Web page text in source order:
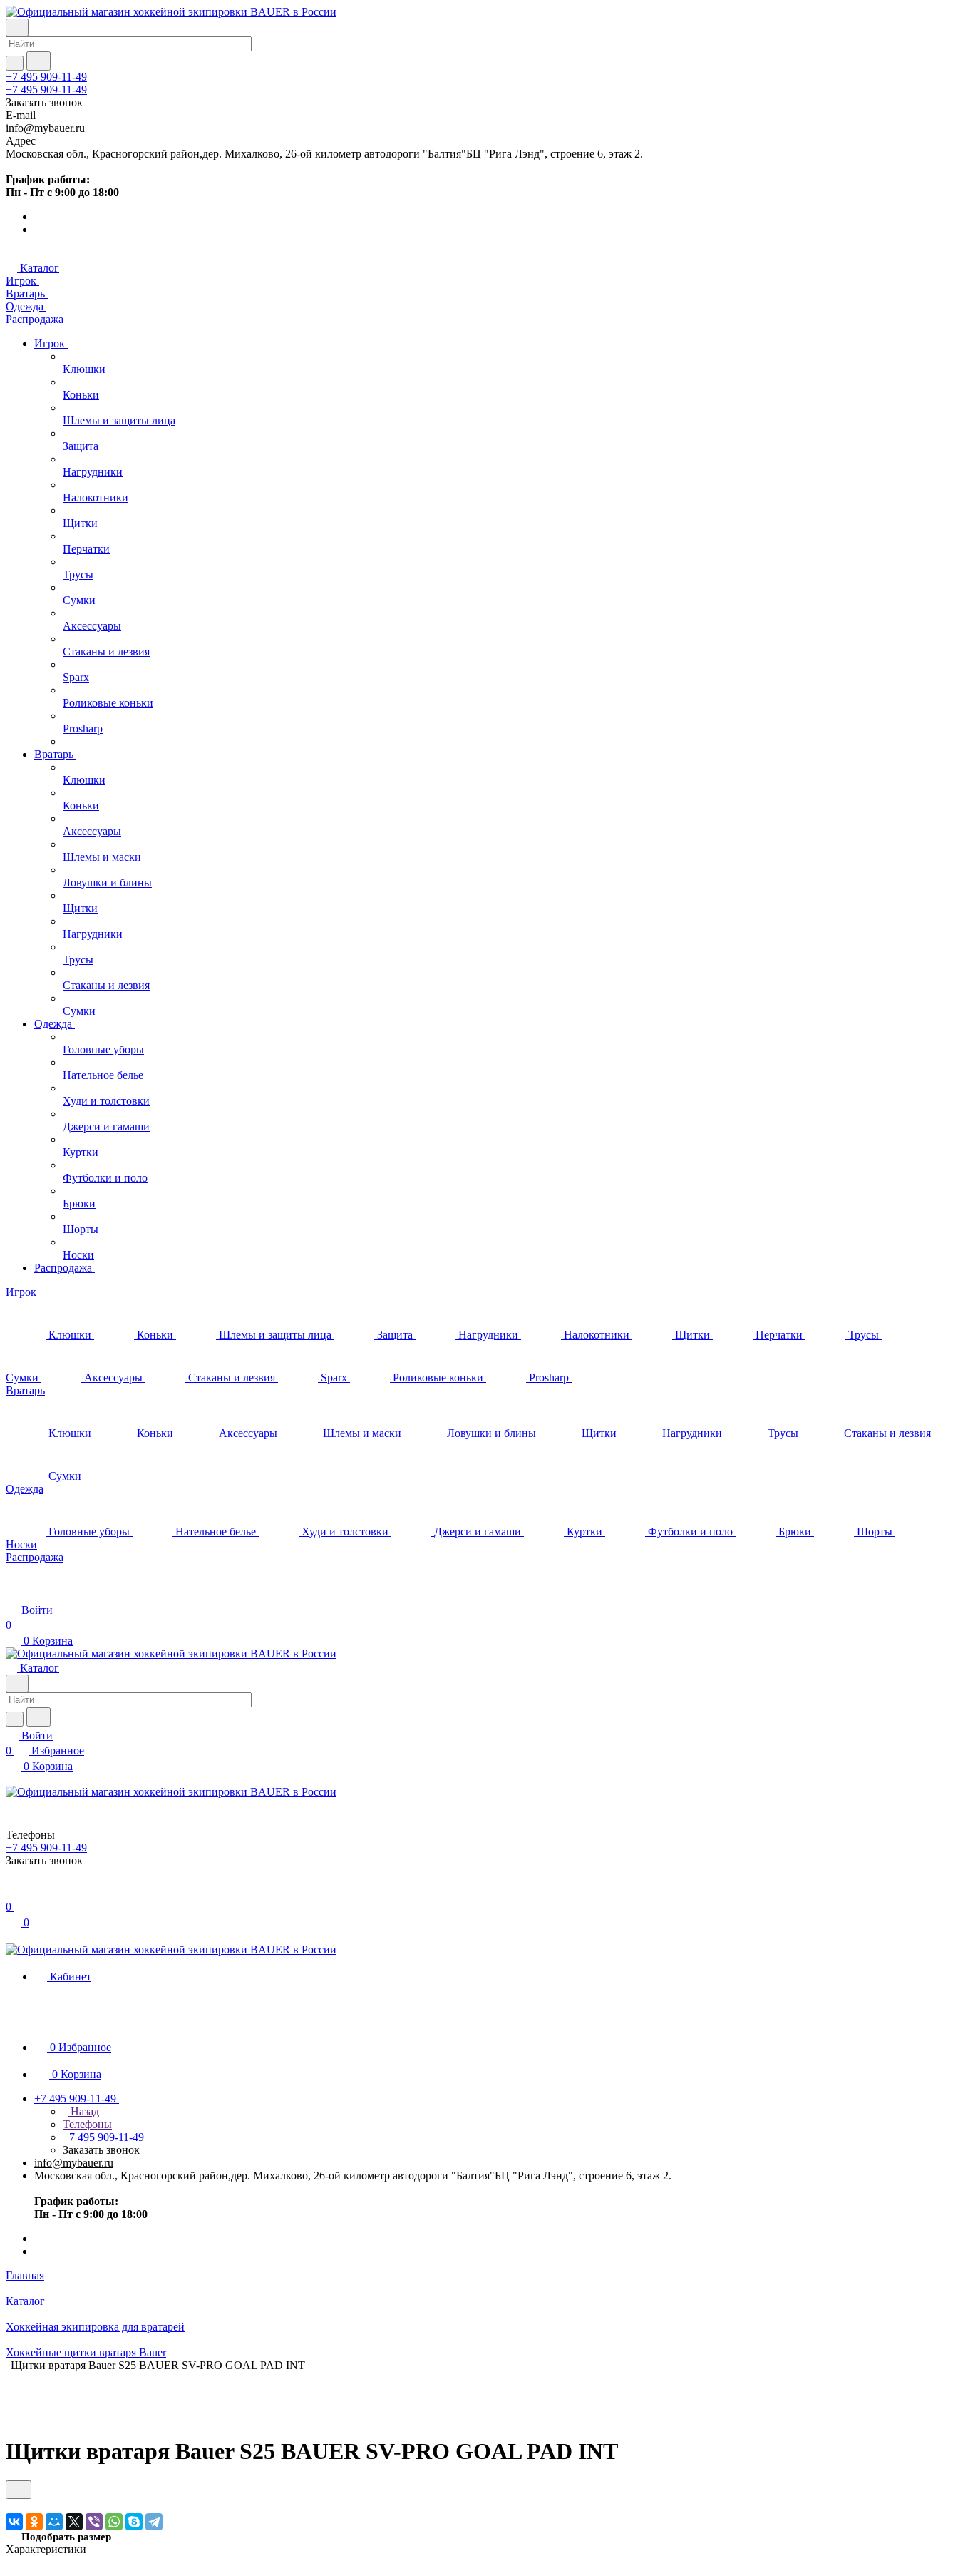
+7 495 909-11-49
+7 495 909-11-49
Заказать звонок
E-mail
info@mybauer.ru
Адрес
Московская обл., Красногорский район,дер. Михалково, 26-ой километр автодороги "Балтия"БЦ "Рига Лэнд", строение 6, этаж 2.
График работы:
Пн - Пт с 9:00 до 18:00
Каталог
Игрок
Вратарь
Одежда
Распродажа
Игрок
Клюшки
Коньки
Шлемы и защиты лица
Защита
Нагрудники
Налокотники
Щитки
Перчатки
Трусы
Сумки
Аксессуары
Стаканы и лезвия
Sparx
Роликовые коньки
Prosharp
Вратарь
Клюшки
Коньки
Аксессуары
Шлемы и маски
Ловушки и блины
Щитки
Нагрудники
Трусы
Стаканы и лезвия
Сумки
Одежда
Головные уборы
Нательное белье
Худи и толстовки
Джерси и гамаши
Куртки
Футболки и поло
Брюки
Шорты
Носки
Распродажа
Игрок
Клюшки Коньки Шлемы и защиты лица Защита Нагрудники Налокотники Щитки Перчатки Трусы
Сумки Аксессуары Стаканы и лезвия Sparx Роликовые коньки
Prosharp
Вратарь
Клюшки Коньки Аксессуары Шлемы и маски Ловушки и блины Щитки Нагрудники Трусы Стаканы и лезвия
Сумки
Одежда
Головные уборы Нательное белье Худи и толстовки Джерси и гамаши Куртки Футболки и поло Брюки
Шорты
Носки
Распродажа
Войти
0
0 Корзина
Каталог
Войти
0
Избранное
0 Корзина
Телефоны
+7 495 909-11-49
Заказать звонок
0
0
Кабинет
0 Избранное
0 Корзина
+7 495 909-11-49
Назад
Телефоны
+7 495 909-11-49
Заказать звонок
info@mybauer.ru
Московская обл., Красногорский район,дер. Михалково, 26-ой километр автодороги "Балтия"БЦ "Рига Лэнд", строение 6, этаж 2.
График работы:
Пн - Пт с 9:00 до 18:00
Главная
Каталог
Хоккейная экипировка для вратарей
Хоккейные щитки вратаря Bauer
Щитки вратаря Bauer S25 BAUER SV-PRO GOAL PAD INT
Щитки вратаря Bauer S25 BAUER SV-PRO GOAL PAD INT
Подобрать размер
Характеристики